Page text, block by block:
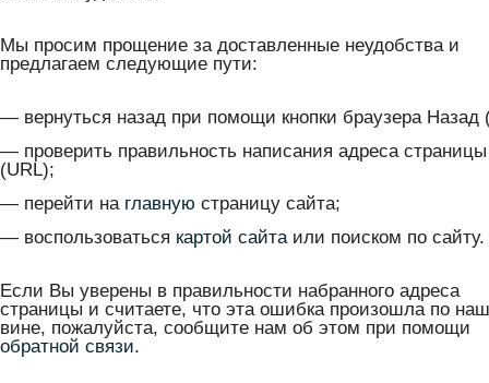
Мы просим прощение за доставленные неудобства и
предлагаем следующие пути:
— вернуться назад при помощи кнопки браузера Назад
— проверить правильность написания адреса страницы
(URL);
— перейти на главную страницу сайта;
— воспользоваться картой сайтаили поиском по сайту.
Если Вы уверены в правильности набранного адреса
страницы и считаете, что эта ошибка произошла по
вине, пожалуйста, сообщите нам об этом при помощи
обратной связи.